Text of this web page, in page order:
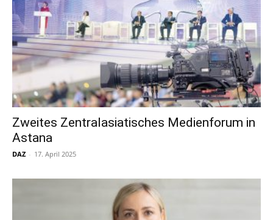
Zweites Zentralasiatisches Medienforum in
Astana
DAZ - 17. April 2025